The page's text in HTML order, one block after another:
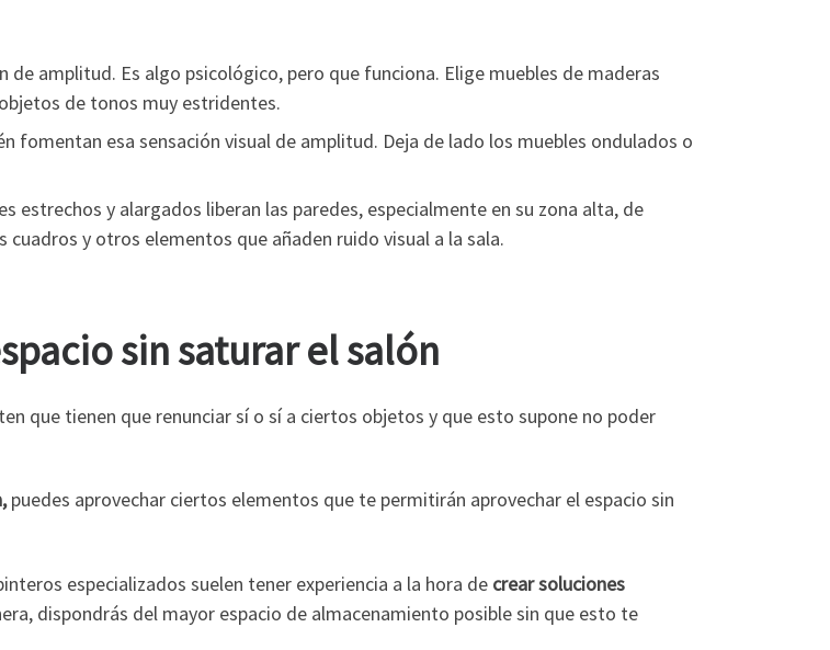
de amplitud. Es algo psicológico, pero que funciona. Elige muebles de maderas
de tonos muy estridentes.
fomentan esa sensación visual de amplitud. Deja de lado los muebles ondulados o
estrechos y alargados liberan las paredes, especialmente en su zona alta, de
y otros elementos que añaden ruido visual a la sala.
sin saturar el salón
que tienen que renunciar sí o sí a ciertos objetos y que esto supone no poder
puedes aprovechar ciertos elementos que te permitirán aprovechar el espacio sin
especializados suelen tener experiencia a la hora de crear soluciones
dispondrás del mayor espacio de almacenamiento posible sin que esto te